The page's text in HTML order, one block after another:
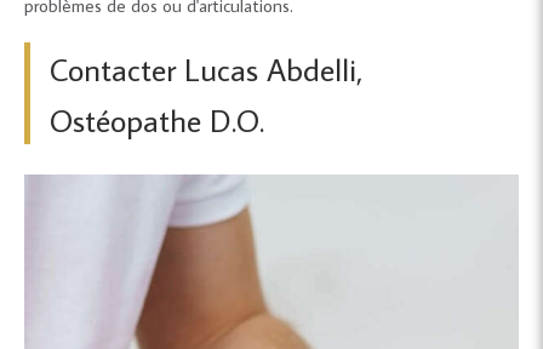
problèmes de dos ou d'articulations.
Contacter Lucas Abdelli,
Ostéopathe D.O.